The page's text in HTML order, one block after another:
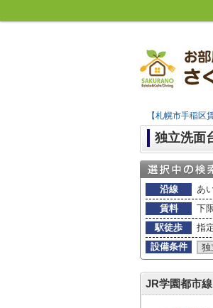
【札幌市手稲区
独立洗面
沿線
あ
賃料
下
駅徒歩
指
設備条件
独
JR学園都市線